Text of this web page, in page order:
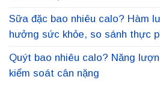
Sữa đặc bao nhiêu calo? Hàm
hưởng sức khỏe, so sánh thực
Quýt bao nhiêu calo? Năng
kiểm soát cân nặng